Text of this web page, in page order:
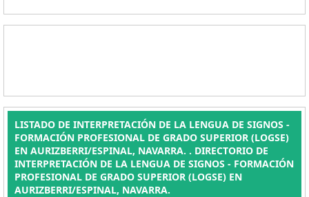
LISTADO DE INTERPRETACIÓN DE LA LENGUA DE SIGNOS -
FORMACIÓN PROFESIONAL DE GRADO SUPERIOR (LOGSE)
EN AURIZBERRI/ESPINAL, NAVARRA. . DIRECTORIO DE
INTERPRETACIÓN DE LA LENGUA DE SIGNOS - FORMACIÓN
PROFESIONAL DE GRADO SUPERIOR (LOGSE) EN
AURIZBERRI/ESPINAL, NAVARRA.